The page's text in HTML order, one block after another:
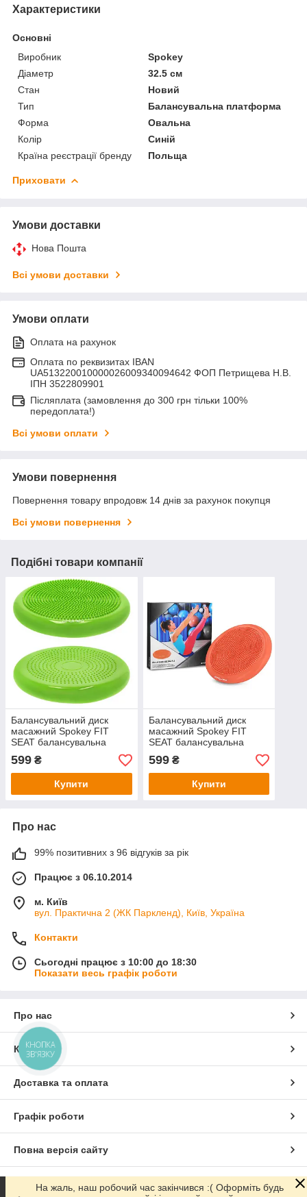
Характеристики
Основні
Виробник
Spokey
Діаметр
32.5 см
Стан
Новий
Тип
Балансувальна платформа
Форма
Овальна
Колір
Синій
Країна реєстрації бренду
Польща
Приховати
Умови доставки
Нова Пошта
Всі умови доставки
Умови оплати
Оплата на рахунок
Оплата по реквизитах IBAN
UA513220010000026009340094642 ФОП Петрищева Н.В.
ІПН 3522809901
Післяплата (замовлення до 300 грн тільки 100%
передоплата!)
Всі умови оплати
Умови повернення
Повернення товару впродовж 14 днів за рахунок покупця
Всі умови повернення
Подібні товари компанії
Балансувальний диск
масажний Spokey FIT
SEAT балансувальна
подушка для масажу
599 ₴
Купити
Балансувальний диск
масажний Spokey FIT
SEAT балансувальна
подушка для масажу
599₴
Купити
Про нас
99% позитивних з 96 відгуків за рік
Працює з 06.10.2014
м. Київ
вул. Практична 2 (ЖК Паркленд), Київ, Україна
Контакти
Сьогодні працює з 10:00 до 18:30
Показати весь графік роботи
Про нас
Контакти
Доставка та оплата
Графік роботи
Повна версія сайту
Сайт створено на маркетплейсіProm.ua
На жаль, наш робочий час закінчився :( Оформіть будь
КНОПКА
ЗВ'ЯЗКУ